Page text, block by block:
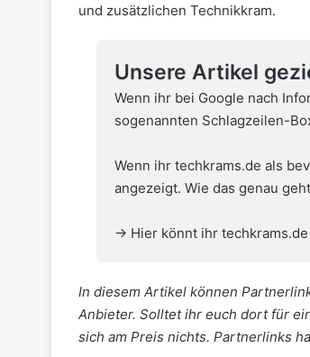
und zusätzlichen Technikkram.
Unsere Artikel
Wenn ihr bei Google nach
sogenannten Schlagzeilen-
Wenn ihr techkrams.de als
angezeigt. Wie das genau
→ Hier könnt ihr
In diesem Artikel können
Anbieter. Solltet ihr euch dort für
sich am Preis nichts. Partnerlinks